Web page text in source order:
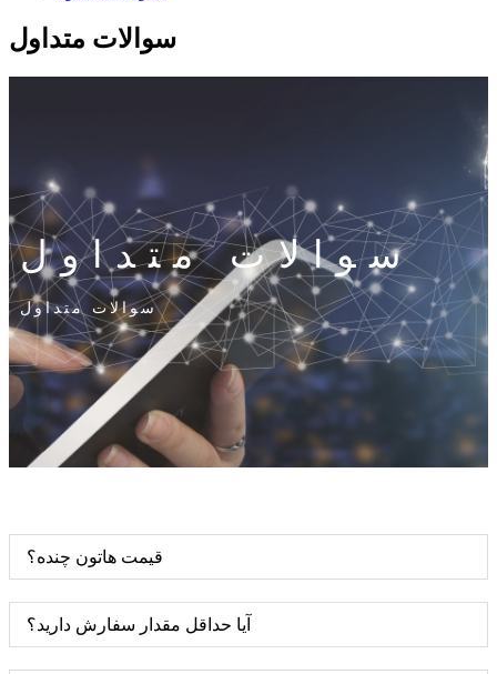
سوالات متداول
سوالات متداول
سوالات متداول
قیمت هاتون چنده؟
آیا حداقل مقدار سفارش دارید؟